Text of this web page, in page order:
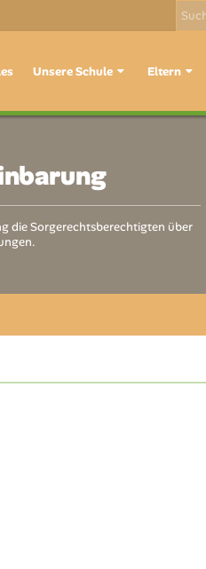
Unsere Schule Eltern
die Sorgerechtsberechtigten über